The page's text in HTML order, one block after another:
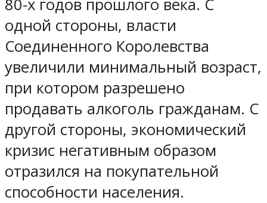
80-х годов прошлого века. С
одной стороны, власти
Соединенного Королевства
увеличили минимальный возраст,
при котором разрешено
продавать алкоголь гражданам. С
другой стороны, экономический
кризис негативным образом
отразился на покупательной
способности населения.